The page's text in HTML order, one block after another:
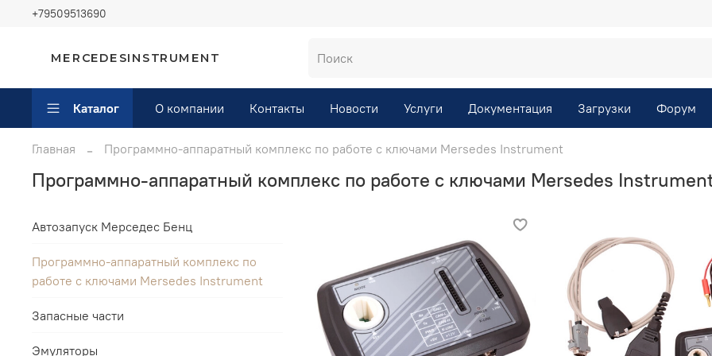
+79509513690
MERCEDESINSTRUMENT
Каталог О компании Контакты Новости Услуги Документация Загрузки Форум
Главная Программно-аппаратный комплекс по работе с ключами Mersedes Instrument
Программно-аппаратный комплекс по работе с ключами Mersedes
Автозапуск Мерседес Бенц
Программно-аппаратный комплекс по
работе с ключами Mersedes Instrument
Запасные части
Эмуляторы